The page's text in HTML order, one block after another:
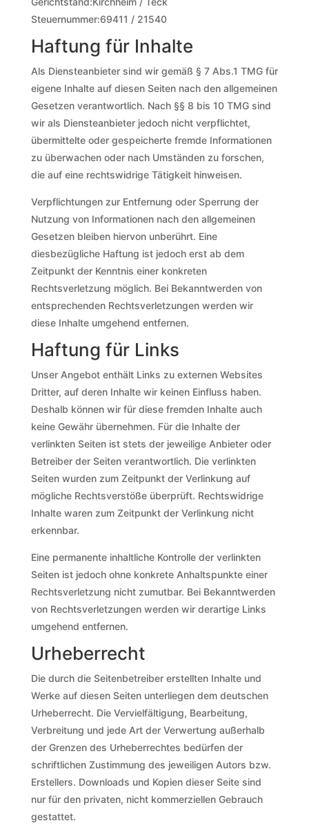
Steuernummer:69411 / 21540
Haftung für Inhalte
Als Diensteanbieter sind wir gemäß § 7 Abs.1 TMG für
eigene Inhalte auf diesen Seiten nach den allgemeinen
Gesetzen verantwortlich. Nach §§ 8 bis 10 TMG sind
wir als Diensteanbieter jedoch nicht verpflichtet,
übermittelte oder gespeicherte fremde Informationen
zu überwachen oder nach Umständen zu forschen,
die auf eine rechtswidrige Tätigkeit hinweisen.
Verpflichtungen zur Entfernung oder Sperrung der
Nutzung von Informationen nach den allgemeinen
Gesetzen bleiben hiervon unberührt. Eine
diesbezügliche Haftung ist jedoch erst ab dem
Zeitpunkt der Kenntnis einer konkreten
Rechtsverletzung möglich. Bei Bekanntwerden von
entsprechenden Rechtsverletzungen werden wir
diese Inhalte umgehend entfernen.
Haftung für Links
Unser Angebot enthält Links zu externen Websites
Dritter, auf deren Inhalte wir keinen Einfluss haben.
Deshalb können wir für diese fremden Inhalte auch
keine Gewähr übernehmen. Für die Inhalte der
verlinkten Seiten ist stets der jeweilige Anbieter oder
Betreiber der Seiten verantwortlich. Die verlinkten
Seiten wurden zum Zeitpunkt der Verlinkung auf
mögliche Rechtsverstöße überprüft. Rechtswidrige
Inhalte waren zum Zeitpunkt der Verlinkung nicht
erkennbar.
Eine permanente inhaltliche Kontrolle der verlinkten
Seiten ist jedoch ohne konkrete Anhaltspunkte einer
Rechtsverletzung nicht zumutbar. Bei Bekanntwerden
von Rechtsverletzungen werden wir derartige Links
umgehend entfernen.
Urheberrecht
Die durch die Seitenbetreiber erstellten Inhalte und
Werke auf diesen Seiten unterliegen dem deutschen
Urheberrecht. Die Vervielfältigung, Bearbeitung,
Verbreitung und jede Art der Verwertung außerhalb
der Grenzen des Urheberrechtes bedürfen der
schriftlichen Zustimmung des jeweiligen Autors bzw.
Erstellers. Downloads und Kopien dieser Seite sind
nur für den privaten, nicht kommerziellen Gebrauch
gestattet.